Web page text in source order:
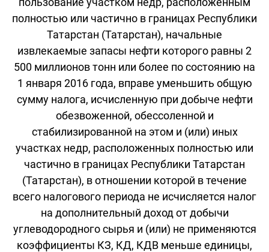
полностью или частично в границах Республики
Татарстан (Татарстан), начальные
извлекаемые запасы нефти которого равны 2
500 миллионов тонн или более по состоянию на
1 января 2016 года, вправе уменьшить общую
сумму налога, исчисленную при добыче нефти
обезвоженной, обессоленной и
стабилизированной на этом и (или) иных
участках недр, расположенных полностью или
частично в границах Республики Татарстан
(Татарстан), в отношении которой в течение
всего налогового периода не исчисляется налог
на дополнительный доход от добычи
углеводородного сырья и (или) не применяются
коэффициенты КЗ, КД, КДВ меньше единицы,